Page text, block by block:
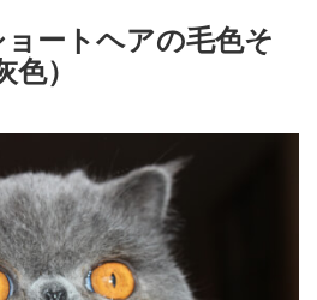
ートヘアの毛色そ
）